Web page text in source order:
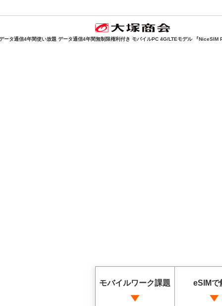
モバイルワーク課題 eSIMで